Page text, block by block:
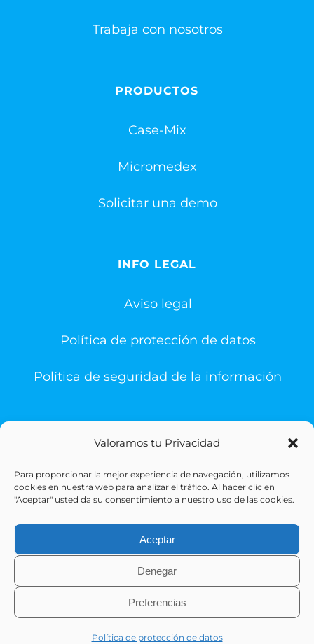
Valoramos tu Privacidad
Para proporcionar la mejor experiencia de navegación, utilizamos
cookies en nuestra web para analizar el tráfico. Al hacer clic en
"Aceptar" usted da su consentimiento a nuestro uso de las cookies.
Aceptar
Denegar
Preferencias
Política de protección de datos
Trabaja con nosotros
PRODUCTOS
Case-Mix
Micromedex
Solicitar una demo
INFO LEGAL
Aviso legal
Política de protección de datos
Política de seguridad de la información
© Copyright 1993 -2026 | Sigesa Sistemas de Gestión
Sanitaria | All Rights Reserved